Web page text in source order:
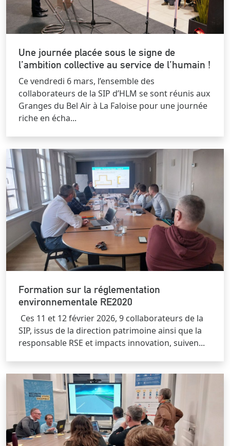
Une journée placée sous le signe de
l’ambition collective au service de l’humain !
Ce vendredi 6 mars, l’ensemble des
collaborateurs de la SIP d’HLM se sont réunis aux
Granges du Bel Air à La Faloise pour une journée
riche en écha...
Formation sur la réglementation
environnementale RE2020
Ces 11 et 12 février 2026, 9 collaborateurs de la
SIP, issus de la direction patrimoine ainsi que la
responsable RSE et impacts innovation, suiven...